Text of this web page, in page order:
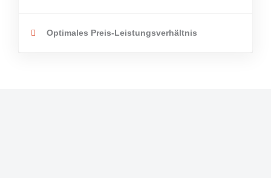
Optimales Preis-Leistungsverhältnis